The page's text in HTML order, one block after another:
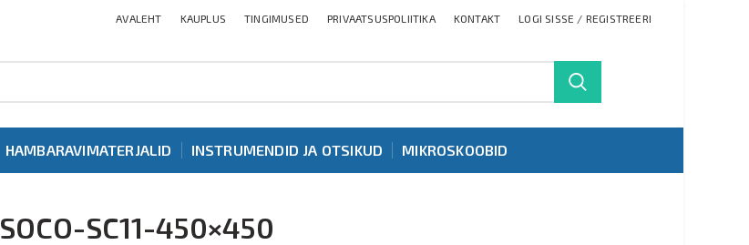
AVALEHT KAUPLUS TINGIMUSED PRIVAATSUSPOLIITIKA KONTAKT LOGI SISSE / REGISTREERI
HAMBARAVIMATERJALID INSTRUMENDID JA OTSIKUD MIKROSKOOBID
SOCO-SC11-450×450